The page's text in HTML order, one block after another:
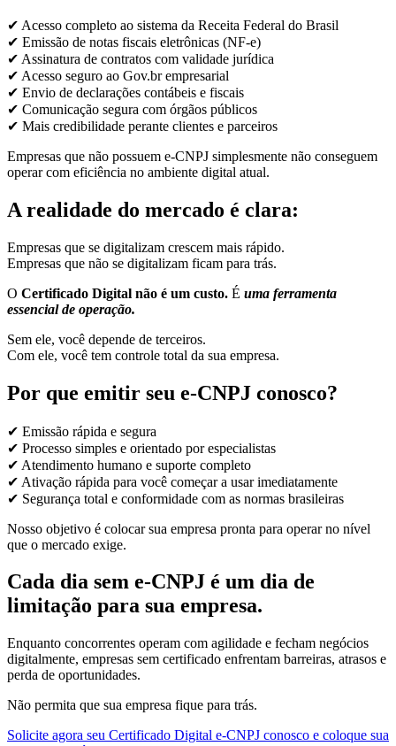
✔ Acesso completo ao sistema da Receita Federal do Brasil
✔ Emissão de notas fiscais eletrônicas (NF-e)
✔ Assinatura de contratos com validade jurídica
✔ Acesso seguro ao Gov.br empresarial
✔ Envio de declarações contábeis e fiscais
✔ Comunicação segura com órgãos públicos
✔ Mais credibilidade perante clientes e parceiros
Empresas que não possuem e-CNPJ simplesmente não conseguem
operar com eficiência no ambiente digital atual.
A realidade do mercado é clara:
Empresas que se digitalizam crescem mais rápido.
Empresas que não se digitalizam ficam para trás.
O Certificado Digital não é um custo. É uma ferramenta
essencial de operação.
Sem ele, você depende de terceiros.
Com ele, você tem controle total da sua empresa.
Por que emitir seu e-CNPJ conosco?
✔ Emissão rápida e segura
✔ Processo simples e orientado por especialistas
✔ Atendimento humano e suporte completo
✔ Ativação rápida para você começar a usar imediatamente
✔ Segurança total e conformidade com as normas brasileiras
Nosso objetivo é colocar sua empresa pronta para operar no nível
que o mercado exige.
Cada dia sem e-CNPJ é um dia de
limitação para sua empresa.
Enquanto concorrentes operam com agilidade e fecham negócios
digitalmente, empresas sem certificado enfrentam barreiras, atrasos e
perda de oportunidades.
Não permita que sua empresa fique para trás.
Solicite agora seu Certificado Digital e-CNPJ conosco e coloque sua